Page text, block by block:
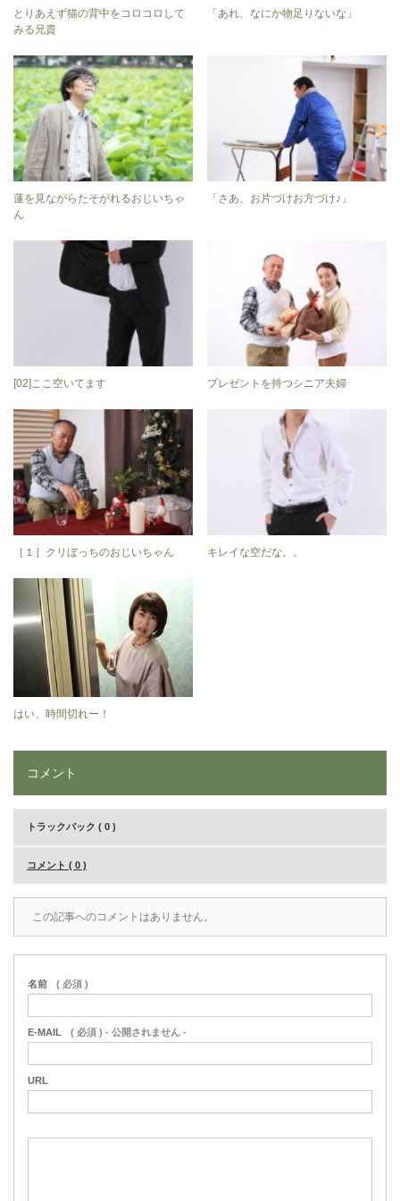
とりあえず猫の背中をコロコロして
みる兄貴
「あれ、なにか物足りないな」
蓮を見ながらたそがれるおじいちゃ
ん
「さあ、お片づけお方づけ♪」
[02]ここ空いてます プレゼントを持つシニア夫婦
［１］クリぼっちのおじいちゃん キレイな空だな。。
はい、時間切れー！
コメント
トラックバック ( 0 )
コメント ( 0 )
この記事へのコメントはありません。
名前 ( 必須 )
E-MAIL ( 必須 ) - 公開されません -
URL